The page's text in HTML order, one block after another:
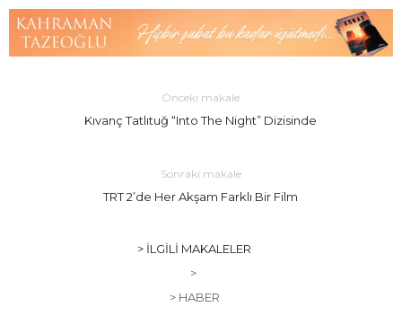
Önceki makale
Kıvanç Tatlıtuğ “Into The Night” Dizisinde
Sonraki makale
TRT 2’de Her Akşam Farklı Bir Film
> İLGILI MAKALELER
>
> HABER